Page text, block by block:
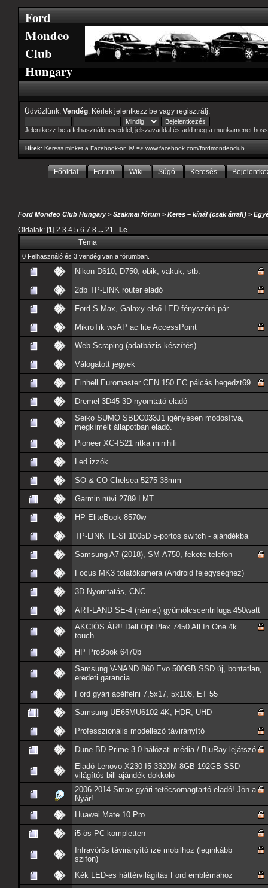
Ford
Mondeo
Club
Hungary
Üdvözlünk, Vendég . Kérlek jelentkezz be vagy regisztrálj
Jelentkezz be a felhasználóneveddel, jelszavaddal és add meg a munkamenet
Hírek: Keress minket a Facebook-on is! => www.facebook.com/fordmondeoclub
Főoldal Forum Wiki Súgó Keresés
Ford Mondeo Club Hungary>Szakmai fórum >Keres – kínál (csak árral!) >
Oldalak: [1] 2 3 4 5 6 7 8 ... 21
Le
Téma
0 Felhasználó és 3 vendég van a fórumban.
Nikon D610, D750, obik, vakuk, stb.
2db TP-LINK router eladó
Ford S-Max, Galaxy első LED fényszóró pár
MikroTik wsAP ac lite AccessPoint
Web Scraping (adatbázis készítés)
Válogatott jegyek
Einhell Euromaster CEN 150 EC pálcás hegedzt69
Dremel 3D45 3D nyomtató eladó
Seiko SUMO SBDC033J1 igényesen módosítva,
megkímélt állapotban eladó.
Pioneer XC-IS21 ritka minihifi
Led izzók
SO & CO Chelsea 5275 38mm
Garmin nüvi 2789 LMT
HP EliteBook 8570w
TP-LINK TL-SF1005D 5-portos switch - ajándékba
Samsung A7 (2018), SM-A750, fekete telefon
Focus MK3 tolatókamera (Android fejegységhez)
3D Nyomtatás, CNC
ART-LAND SE-4 (német) gyümölcscentrifuga 450watt
AKCIÓS ÁR!! Dell OptiPlex 7450 All In One 4k
touch
HP ProBook 6470b
Samsung V-NAND 860 Evo 500GB SSD új, bontatlan,
eredeti garancia
Ford gyári acélfelni 7,5x17, 5x108, ET 55
Samsung UE65MU6102 4K, HDR, UHD
Professzionális modellező távirányító
Dune BD Prime 3.0 hálózati média / BluRay lejátszó
Eladó Lenovo X230 I5 3320M 8GB 192GB SSD
világítós bill ajándék dokkoló
2006-2014 Smax gyári tetőcsomagtartó eladó! Jön a
Nyár!
Huawei Mate 10 Pro
i5-ös PC kompletten
Infravörös távirányító izé mobilhoz (leginkább
szifon)
Kék LED-es háttérvilágítás Ford emblémához